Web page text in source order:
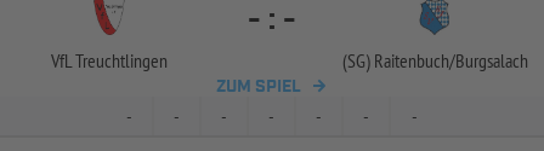
VfL Treuchtlingen
- : -
(SG) Raitenbuch/Burgsalach
ZUM SPIEL
- - - - - - -